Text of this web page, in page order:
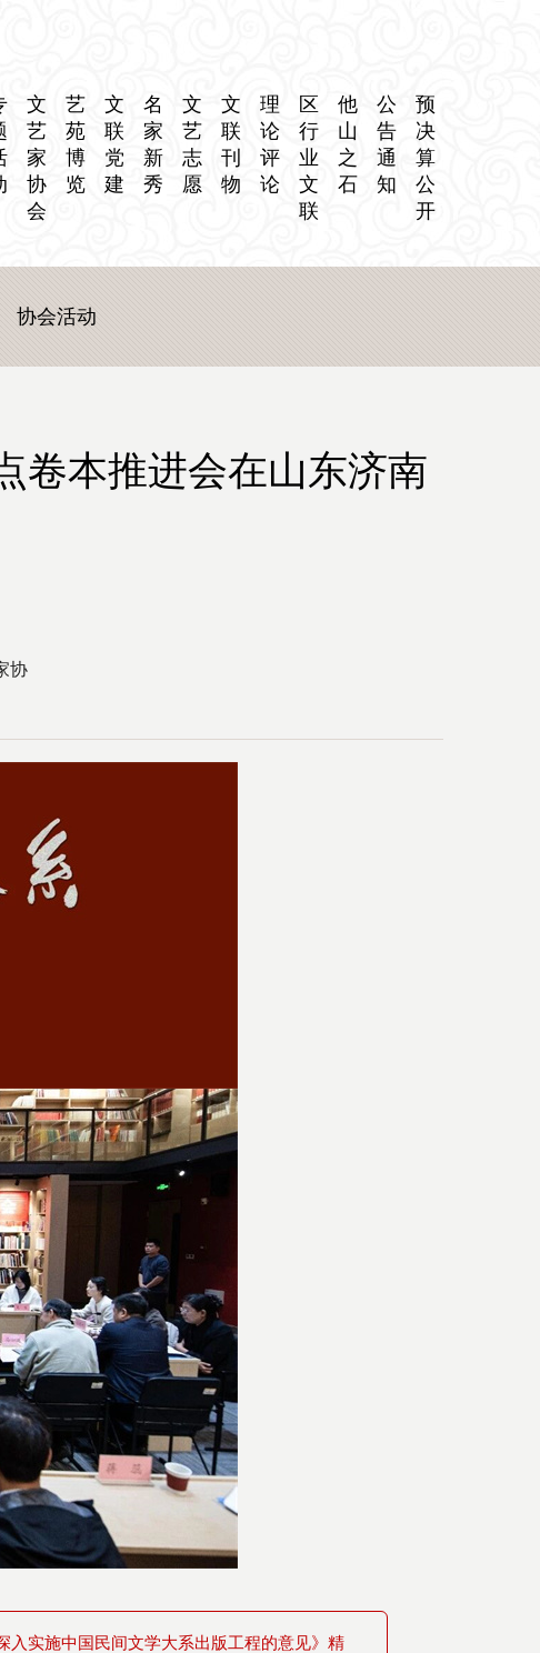
文
艺
家
协
会
艺
苑
博
览
文
联
党
建
名
家
新
秀
文
艺
志
愿
文
联
刊
物
理
论
评
论
区
行
业
文
联
他
山
之
石
公
告
通
知
预
决
算
公
开
协会活动
卷本推进会在山东济南
协
入实施中国民间文学大系出版工程的意见》精